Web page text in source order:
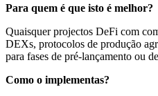
Para quem é que isto é melhor?
Quaisquer projectos DeFi com
DEXs, protocolos de produção
para fases de pré-lançamento ou
Como o implementas?